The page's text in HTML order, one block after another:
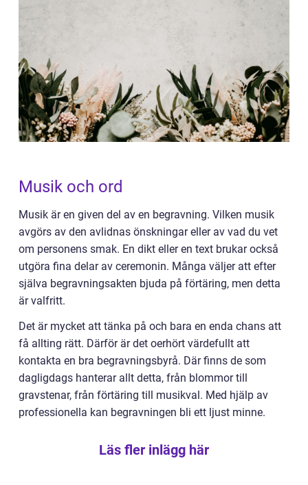
Musik och ord
Musik är en given del av en begravning. Vilken musik
avgörs av den avlidnas önskningar eller av vad du vet
om personens smak. En dikt eller en text brukar också
utgöra fina delar av ceremonin. Många väljer att efter
själva begravningsakten bjuda på förtäring, men detta
är valfritt.
Det är mycket att tänka på och bara en enda chans att
få allting rätt. Därför är det oerhört värdefullt att
kontakta en bra begravningsbyrå. Där finns de som
dagligdags hanterar allt detta, från blommor till
gravstenar, från förtäring till musikval. Med hjälp av
professionella kan begravningen bli ett ljust minne.
Läs fler inlägg här